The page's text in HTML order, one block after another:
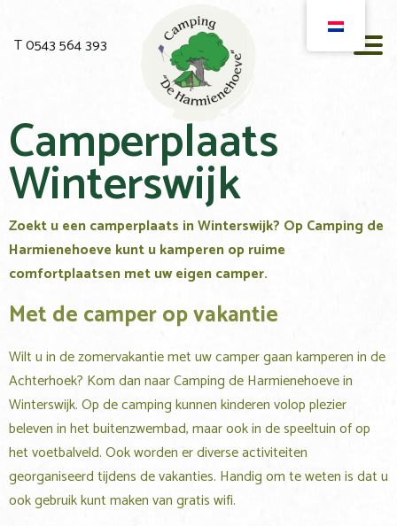
T 0543 564 393
Camperplaats
Winterswijk
Zoekt u een camperplaats in Winterswijk? Op Camping de
Harmienehoeve kunt u kamperen op ruime
comfortplaatsen met uw eigen camper.
Met de camper op vakantie
Wilt u in de zomervakantie met uw camper gaan kamperen in de
Achterhoek? Kom dan naar Camping de Harmienehoeve in
Winterswijk. Op de camping kunnen kinderen volop plezier
beleven in het buitenzwembad, maar ook in de speeltuin of op
het voetbalveld. Ook worden er diverse activiteiten
georganiseerd tijdens de vakanties. Handig om te weten is dat u
ook gebruik kunt maken van gratis wifi.